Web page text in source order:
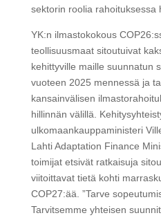
sektorin roolia rahoituksessa
YK:n ilmastokokous
teollisuusmaat sitoutuivat
kehittyville maille suunnatun
vuoteen 2025 mennessä ja
kansainvälisen
hillinnän välillä.
ulkomaankauppaministeri
Lahti Adaptation Finance
toimijat etsivät ratkaisuja
viitoittavat tietä kohti
COP27:ää. ”Tarve
Tarvitsemme yhteisen